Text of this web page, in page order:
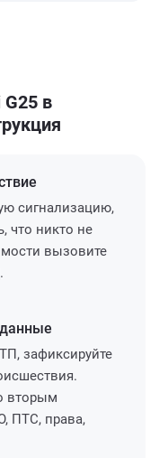
в
сигнализацию,
что никто не
вызовите
зафиксируйте
вторым
ПТС, права,